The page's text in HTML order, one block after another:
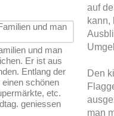
und man
Er ist aus
Entlang der
schönen
etc.
geniessen
auf
kann,
Den
man